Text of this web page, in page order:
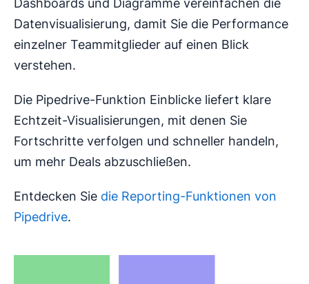
Dashboards und Diagramme vereinfachen die
Datenvisualisierung, damit Sie die Performance
einzelner Teammitglieder auf einen Blick
verstehen.
Die Pipedrive-Funktion Einblicke liefert klare
Echtzeit-Visualisierungen, mit denen Sie
Fortschritte verfolgen und schneller handeln,
um mehr Deals abzuschließen.
Entdecken Sie die Reporting-Funktionen von
Pipedrive.